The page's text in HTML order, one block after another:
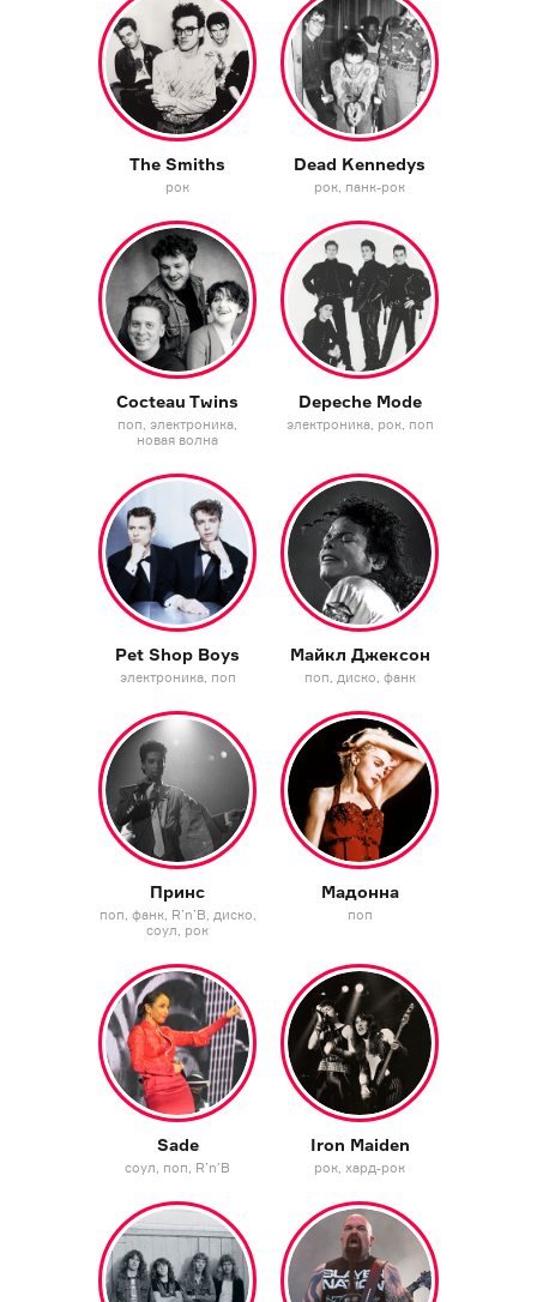
The Smiths
рок
Dead Kennedys
рок панк-рок
Cocteau Twins
поп электроника
новая волна
Depeche Mode
электроника рок поп
Pet Shop Boys
электроника поп
Майкл Джексон
поп диско фанк
Принс
поп фанк R’n’B диско
соул рок
Мадонна
поп
Sade
соул поп R’n’B
Iron Maiden
рок хард-рок